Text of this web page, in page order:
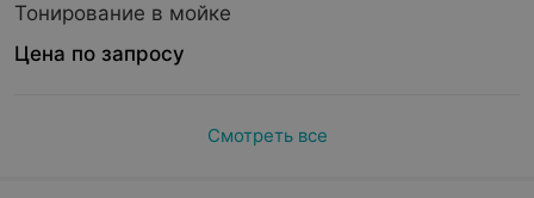
Тонирование в мойке
Цена по запросу
Смотреть все